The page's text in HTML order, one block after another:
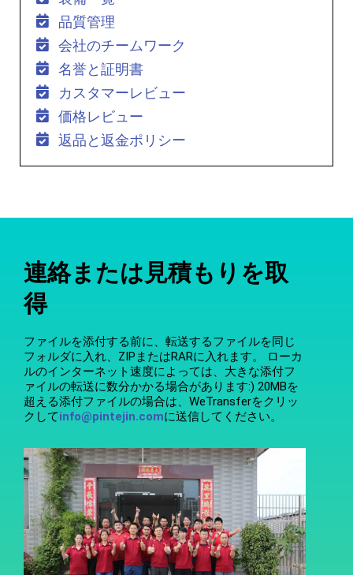
品質管理
会社のチームワーク
名誉と証明書
カスタマーレビュー
価格レビュー
返品と返金ポリシー
連絡または見積もりを取
得
ファイルを添付する前に、転送するファイルを同じ
フォルダに入れ、ZIPまたはRARに入れます。 ローカ
ルのインターネット速度によっては、大きな添付フ
ァイルの転送に数分かかる場合があります:) 20MBを
超える添付ファイルの場合は、WeTransferをクリッ
クしてinfo@pintejin.comに送信してください。